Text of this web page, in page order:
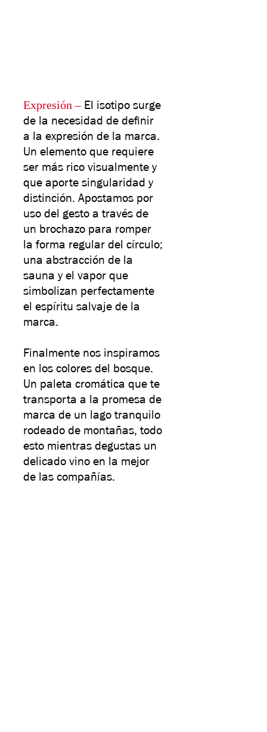
Expresión – El isotipo surge
de la necesidad de definir
a la expresión de la marca.
Un elemento que requiere
ser más rico visualmente y
que aporte singularidad y
distinción. Apostamos por
uso del gesto a través de
un brochazo para romper
la forma regular del círculo;
una abstracción de la
sauna y el vapor que
simbolizan perfectamente
el espíritu salvaje de la
marca.
Finalmente nos inspiramos
en los colores del bosque.
Un paleta cromática que te
transporta a la promesa de
marca de un lago tranquilo
rodeado de montañas, todo
esto mientras degustas un
delicado vino en la mejor
de las compañías.